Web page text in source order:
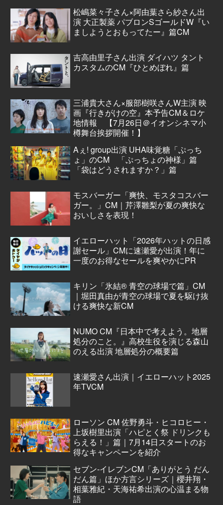
松嶋菜々子さん×阿由葉さら紗さん出
演 大正製薬 パブロンSゴールドW『い
ましようとおもってたー』篇CM
吉高由里子さん出演 ダイハツ タント
カスタムのCM『ひとめぼれ』篇
三浦貴大さん×服部樹咲さんW主演 映
画『行きがけの空』本予告CM＆ロケ
地情報 【7月26日＠イオンシネマ小
樽舞台挨拶開催！】
Aぇ! group出演 UHA味覚糖「ぷっち
ょ」のCM 「ぷっちょの神様」篇
「袋はどうされますか？」篇
モスバーガー「爽快、モスタコスバー
ガー。」CM｜芹澤雛梨が夏の爽快な
おいしさを表現！
イエローハット「2026年ハットの日感
謝セール」CMに速瀬愛が出演！年に
一度のお得なセールを爽やかにPR
キリン「氷結® 青空の球場で篇」CM
｜堀田真由が青空の球場で夏を駆け抜
ける爽快な新CM
NUMO CM『日本中で考えよう。地層
処分のこと。』高校生役を演じる森山
のえる出演 地層処分の概要篇
速瀬愛さん出演｜イエローハット2025
年TVCM
ローソン CM 佐野勇斗・ヒコロヒー・
上坂樹里出演「ハピとく祭 ドリンクも
らえる！」篇｜7月14日スタートのお
得なキャンペーンを紹介
セブン‐イレブンCM「ありがとう だん
だん篇」ほか方言シリーズ｜櫻井翔・
相葉雅紀・天海祐希出演の心温まる物
語